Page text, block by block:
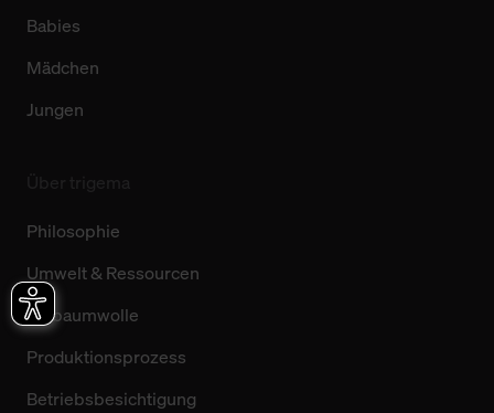
Babies
Mädchen
Jungen
Philosophie
Umwelt & Ressourcen
Biobaumwolle
Produktionsprozess
Betriebsbesichtigung